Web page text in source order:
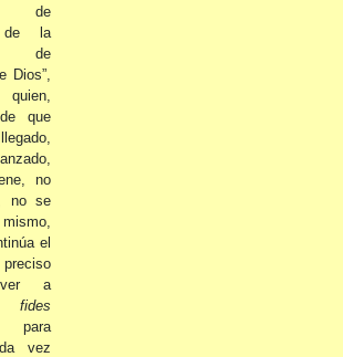
de
de la
de
Dios”,
que
no
no se
el
a
fides
para
vez